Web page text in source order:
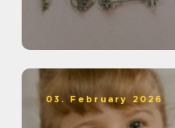
03. February 2026